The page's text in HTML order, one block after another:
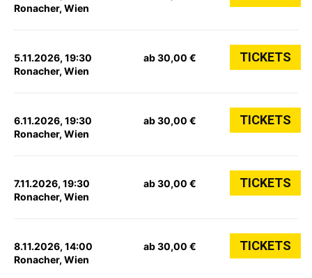
Ronacher, Wien
5.11.2026, 19:30
Ronacher, Wien
ab 30,00 € TICKETS
6.11.2026, 19:30
Ronacher, Wien
ab 30,00 € TICKETS
7.11.2026, 19:30
Ronacher, Wien
ab 30,00 € TICKETS
8.11.2026, 14:00
Ronacher, Wien
ab 30,00 € TICKETS